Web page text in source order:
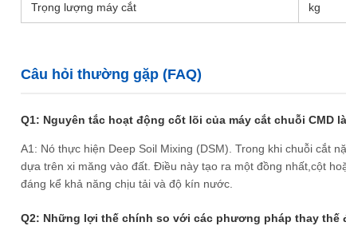
Trọng lượng máy cắt kg
Câu hỏi thường gặp (FAQ)
Q1: Nguyên tắc hoạt động cốt lõi của máy cắt chuỗi CMD
A1: Nó thực hiện Deep Soil Mixing (DSM). Trong khi chuỗi cắt
dựa trên xi măng vào đất. Điều này tạo ra một đồng nhất,cột
đáng kể khả năng chịu tải và độ kín nước.
Q2: Những lợi thế chính so với các phương pháp thay thế